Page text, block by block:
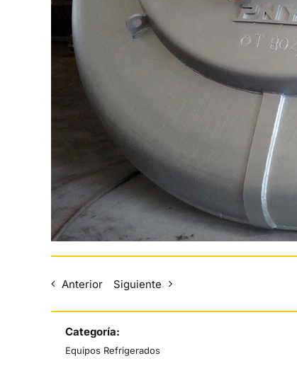
Anterior Siguiente
Categoría:
Equipos Refrigerados